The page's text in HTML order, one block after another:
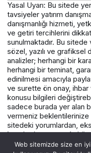
Yasal Uyarı: Bu sitede
tavsiyeler yatırım
danışmanlığı hizmeti,
ve getiri tercihlerini
sunulmaktadır. Bu
sözel, yazılı ve grafiksel
analizler; herhangi bir
herhangi bir teminat,
edinilmesi amacıyla
ve surette ön onay, ihbar
konusu bilgileri
sadece burada yer alan
vermeniz
sitedeki yorumlardan,
konularda ortaya
çalışanlarının herhangi
Web sitemizde size en